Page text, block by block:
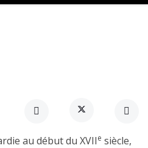
au début du XVIIe siècle,